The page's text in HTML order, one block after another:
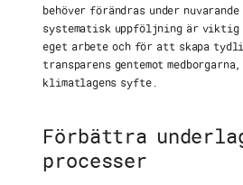
behöver förändras under
systematisk uppföljning är viktig
eget arbete och för att skapa
transparens gentemot
klimatlagens syfte.
Förbättra
processer